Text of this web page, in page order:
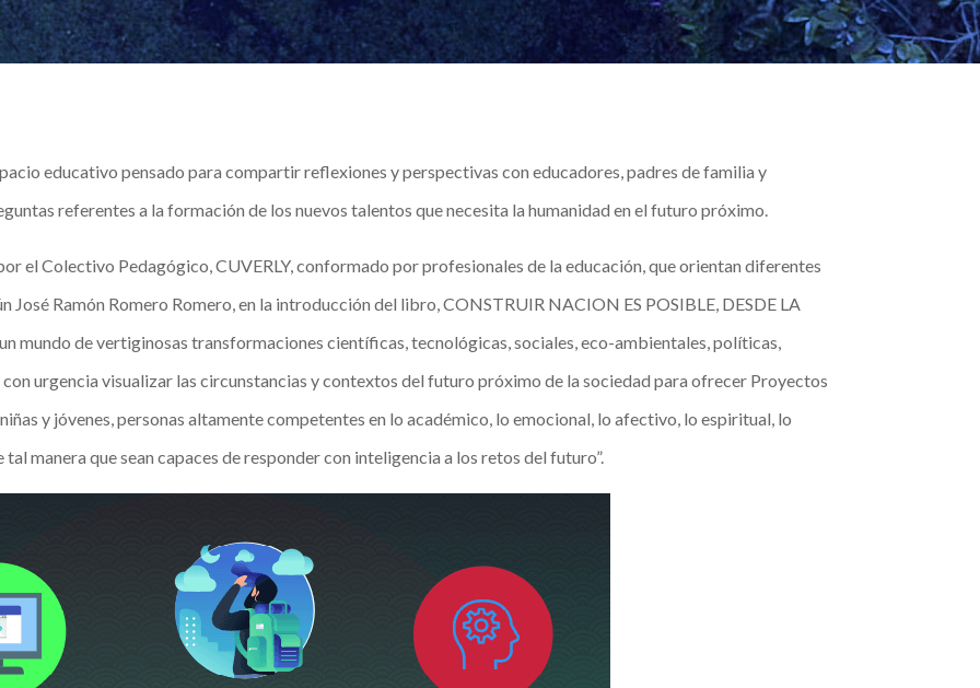
educativo pensado para compartir reflexiones y perspectivas con educadores, padres de familia y
referentes a la formación de los nuevos talentos que necesita la humanidad en el futuro próximo.
el Colectivo Pedagógico, CUVERLY, conformado por profesionales de la educación, que orientan diferentes
José Ramón Romero Romero, en la introducción del libro, CONSTRUIR NACION ES POSIBLE, DESDE LA
mundo de vertiginosas transformaciones científicas, tecnológicas, sociales, eco-ambientales, políticas,
urgencia visualizar las circunstancias y contextos del futuro próximo de la sociedad para ofrecer Proyectos
y jóvenes, personas altamente competentes en lo académico, lo emocional, lo afectivo, lo espiritual, lo
manera que sean capaces de responder con inteligencia a los retos del futuro”.